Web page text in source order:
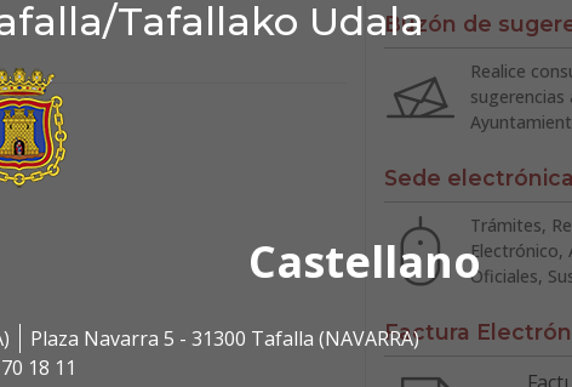
Tafallako Udala
Castellano
Plaza Navarra 5 - 31300 Tafalla (NAVARRA)
18 11
Buzón de
Realice
sugerencias
Sede electrónica
Trámites,
Electrónico,
Oficiales,
Factura